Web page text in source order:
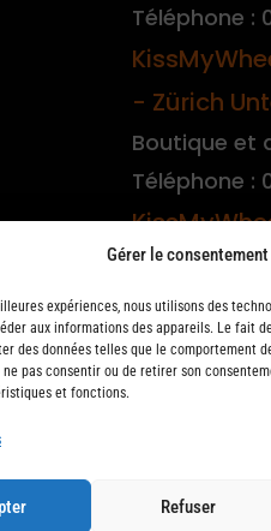
Gérer le consentement
expériences, nous utilisons des
aux informations des appareils. Le fait
des données telles que le comportement
pas consentir ou de retirer son
et fonctions.
Refuser
Téléphone :
- Zürich
Boutique et
Téléphone :
- Zürich
Atelier
Téléphone :